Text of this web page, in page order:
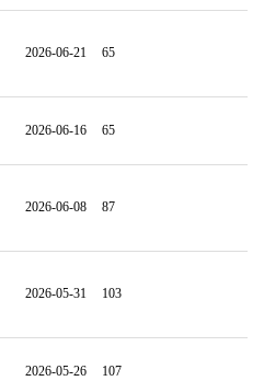
2026-06-21 65
2026-06-16 65
2026-06-08 87
2026-05-31 103
2026-05-26 107